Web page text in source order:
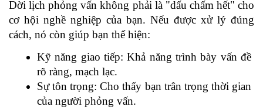
Dời lịch phỏng vấn không phải là "dấu chấm hết" cho
cơ hội nghề nghiệp của bạn. Nếu được xử lý đúng
cách, nó còn giúp bạn thể hiện:
Kỹ năng giao tiếp: Khả năng trình bày vấn đề
rõ ràng, mạch lạc.
Sự tôn trọng: Cho thấy bạn trân trọng thời gian
của người phỏng vấn.